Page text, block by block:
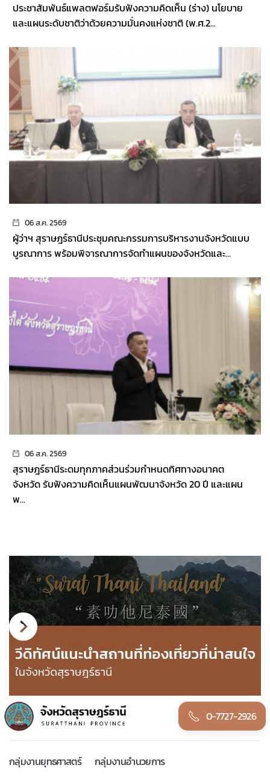
ประชาสัมพันธ์แพลตฟอร์มรับฟังความคิดเห็น (ร่าง) นโยบาย
และแผนระดับชาติว่าด้วยความมั่นคงแห่งชาติ (พ.ศ.2...
06 ส.ค. 2569
ผู้ว่าฯ สุราษฎร์ธานีประชุมคณะกรรมการบริหารงานจังหวัดแบบ
บูรณาการ พร้อมพิจารณาการจัดทำแผนของจังหวัดและ...
06 ส.ค. 2569
สุราษฎร์ธานีระดมทุกภาคส่วนร่วมกำหนดทิศทางอนาคต
จังหวัด รับฟังความคิดเห็นแผนพัฒนาจังหวัด 20 ปี และแผน
พ...
0-7727-2926
กลุ่มงานยุทธศาสตร์ กลุ่มงานอำนวยการ